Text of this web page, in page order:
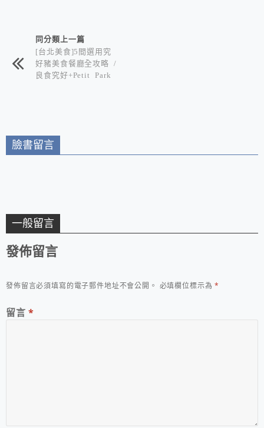
相連文章同分類上一篇
[台北美食]5間選用究
好豬美食餐廳全攻略 /
良食究好+Petit Park
臉書留言
一般留言
發佈留言
發佈留言必須填寫的電子郵件地址不會公開。 必填欄位標示為*
留言 *